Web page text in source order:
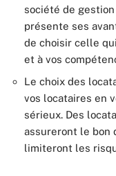
société de
présente ses
de choisir celle
et à vos
Le choix des
vos locataires en
sérieux. Des
assureront le bon
limiteront les